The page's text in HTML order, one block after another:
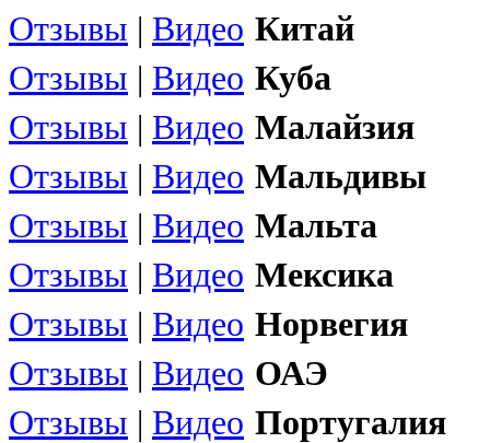
Отзывы | Видео Китай
Отзывы | Видео Куба
Отзывы | Видео Малайзия
Отзывы | Видео Мальдивы
Отзывы | Видео Мальта
Отзывы | Видео Мексика
Отзывы | Видео Норвегия
Отзывы | Видео ОАЭ
Отзывы | Видео Португалия